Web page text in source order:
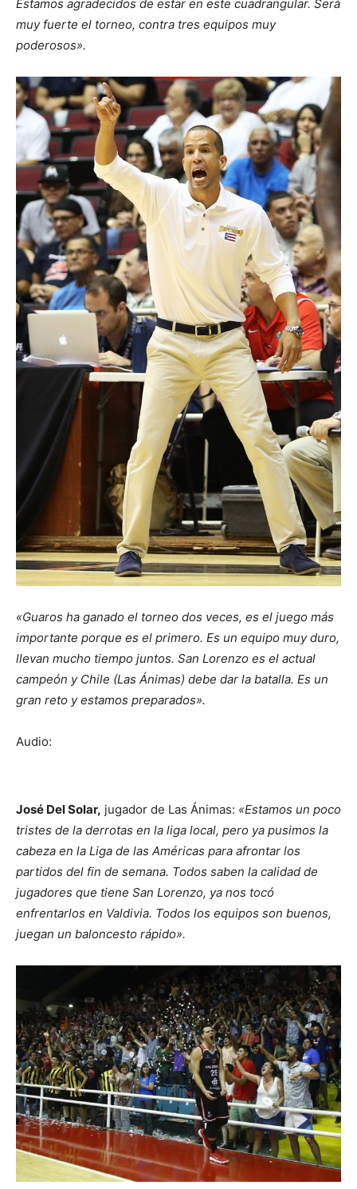
Estamos agradecidos de estar en este cuadrangular. Será
muy fuerte el torneo, contra tres equipos muy
poderosos».
«Guaros ha ganado el torneo dos veces, es el juego más
importante porque es el primero. Es un equipo muy duro,
llevan mucho tiempo juntos. San Lorenzo es el actual
campeón y Chile (Las Ánimas) debe dar la batalla. Es un
gran reto y estamos preparados».
Audio:
José Del Solar, jugador de Las Ánimas: «Estamos un poco
tristes de la derrotas en la liga local, pero ya pusimos la
cabeza en la Liga de las Américas para afrontar los
partidos del fin de semana. Todos saben la calidad de
jugadores que tiene San Lorenzo, ya nos tocó
enfrentarlos en Valdivia. Todos los equipos son buenos,
juegan un baloncesto rápido».